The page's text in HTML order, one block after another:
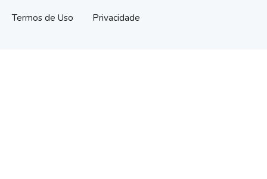
Termos de Uso Privacidade